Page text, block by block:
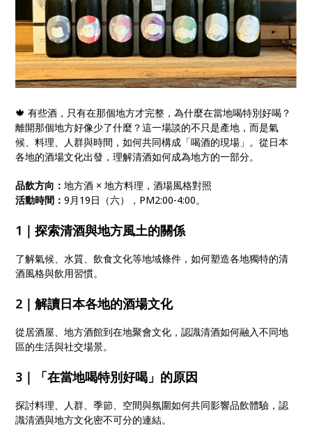
🍁 有些酒，只有在那個地方才完整，為什麼在當地喝特別好喝？
離開那個地方好像少了什麼？這一場談的不只是產地，而是氣
候、料理、人群與時間，如何共同構成「喝酒的現場」。從日本
各地的酒場文化出發，理解清酒如何成為地方的一部分。
品飲方向：地方酒 × 地方料理，酒場風格對照
活動時間：9月19日（六），PM2:00-4:00。
1｜探索清酒與地方風土的關係
了解氣候、水質、飲食文化等地域條件，如何塑造各地獨特的清
酒風格與飲用習慣。
2｜解讀日本各地的酒場文化
從居酒屋、地方酒館到在地聚會文化，認識清酒如何融入不同地
區的生活與社交場景。
3｜ 「在當地喝特別好喝」的原因
探討料理、人群、季節、空間與氛圍如何共同影響品飲體驗，認
識清酒與地方文化密不可分的連結。